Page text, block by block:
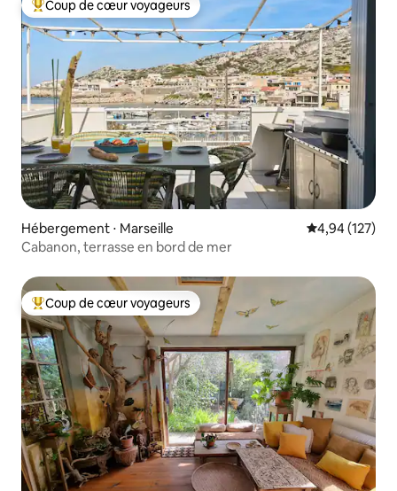
Coups de cœur voyageurs les plus appréciés
Coup de cœur voyageurs
Hébergement ⋅ Marseille Évaluation
4,94 (127)
Cabanon, terrasse en bord de mer
Coups de cœur voyageurs les plus appréciés
Coup de cœur voyageurs